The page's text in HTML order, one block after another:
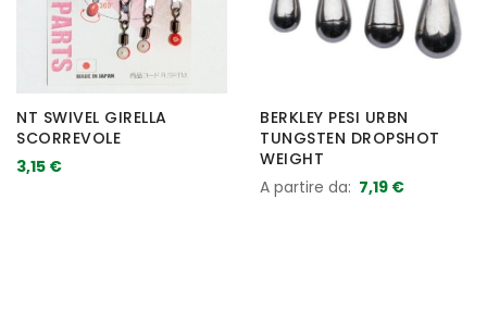
NT SWIVEL GIRELLA
SCORREVOLE
3,15 €
BERKLEY PESI URBN
TUNGSTEN DROPSHOT
WEIGHT
A partire da 7,19 €